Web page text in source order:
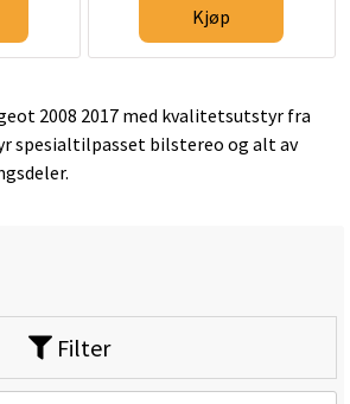
Kjøp
2008 2017 med kvalitetsutstyr fra
spesialtilpasset bilstereo og alt av
Filter